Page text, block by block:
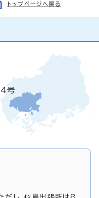
トップページへ戻る
号